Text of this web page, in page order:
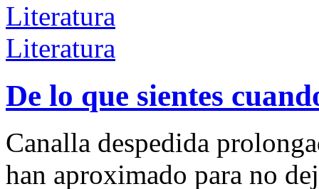
Literatura
Literatura
De lo que sientes
Canalla despedida
han aproximado para no